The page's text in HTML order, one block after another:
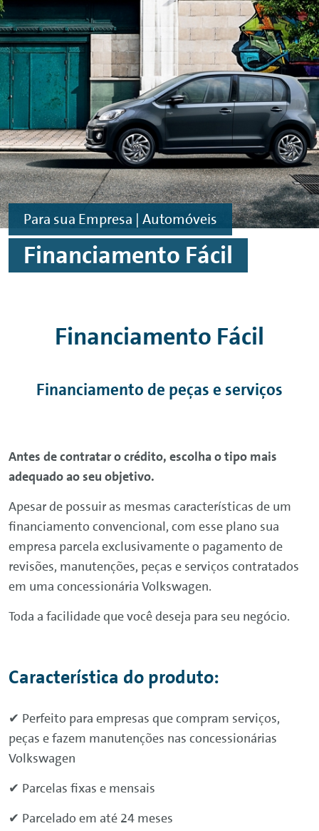
Ir para o conteúdo principal
Ir para o rodapé
Para sua Empresa | Automóveis
Financiamento Fácil
Financiamento Fácil
Financiamento de peças e serviços
Antes de contratar o crédito, escolha o tipo mais
adequado ao seu objetivo.
Apesar de possuir as mesmas características de um
financiamento convencional, com esse plano sua
empresa parcela exclusivamente o pagamento de
revisões, manutenções, peças e serviços contratados
em uma concessionária Volkswagen.
Toda a facilidade que você deseja para seu negócio.
Característica do produto:
✔ Perfeito para empresas que compram serviços,
peças e fazem manutenções nas concessionárias
Volkswagen
✔ Parcelas fixas e mensais
✔ Parcelado em até 24 meses